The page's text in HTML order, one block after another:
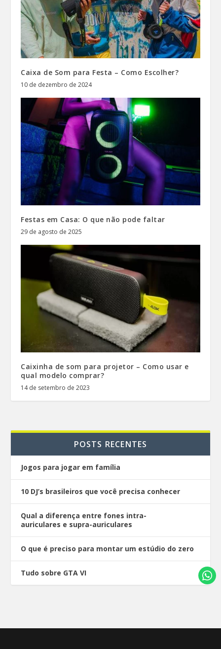
Caixa de Som para Festa – Como Escolher?
10 de dezembro de 2024
Festas em Casa: O que não pode faltar
29 de agosto de 2025
Caixinha de som para projetor – Como usar e
qual modelo comprar?
14 de setembro de 2023
POSTS RECENTES
Jogos para jogar em família
10 DJ’s brasileiros que você precisa conhecer
Qual a diferença entre fones intra-
auriculares e supra-auriculares
O que é preciso para montar um estúdio do zero
Tudo sobre GTA VI